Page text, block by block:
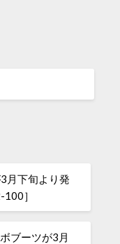
月下旬より発
］
ブーツが3月